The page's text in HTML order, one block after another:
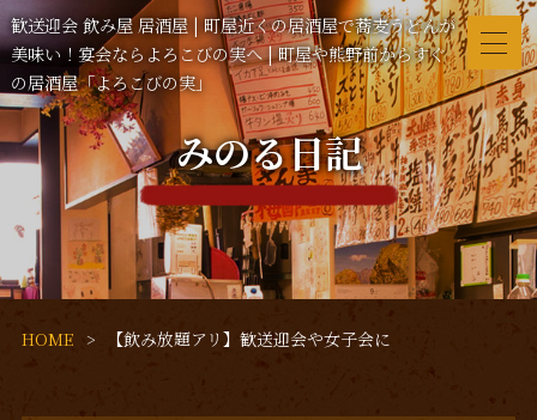
歓送迎会 飲み屋 居酒屋 | 町屋近くの居酒屋で蕎麦うどんが
美味い！宴会ならよろこびの実へ | 町屋や熊野前からすぐ
の居酒屋「よろこびの実」
みのる日記
HOME 【飲み放題アリ】歓送迎会や女子会に